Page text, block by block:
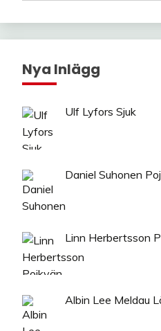
Nya Inlägg
Ulf Lyfors Sjuk
Daniel Suhonen
Linn Herbertsson
Albin Lee Meldau